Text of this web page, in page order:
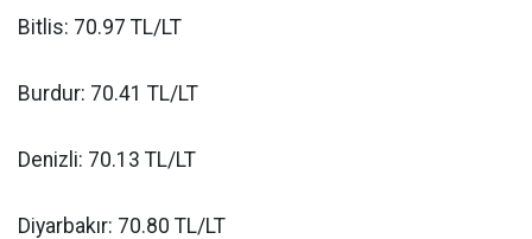
Bitlis: 70.97 TL/LT
Burdur: 70.41 TL/LT
Denizli: 70.13 TL/LT
Diyarbakır: 70.80 TL/LT